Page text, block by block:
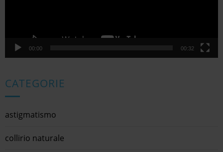
00:00 00:32
CATEGORIE
astigmatismo
collirio naturale